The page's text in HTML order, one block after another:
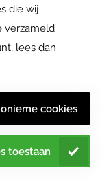
die wij
verzameld
lees dan
cookies
toestaan
+31651173646
Haftungsausschluss
Rechte